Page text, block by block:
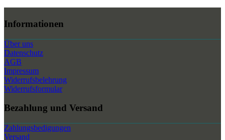
Informationen
Über uns
Datenschutz
AGB
Impressum
Widerrufsbelehrung
Widerrufsformular
Bezahlung und Versand
Zahlungsbedigungen
Versand